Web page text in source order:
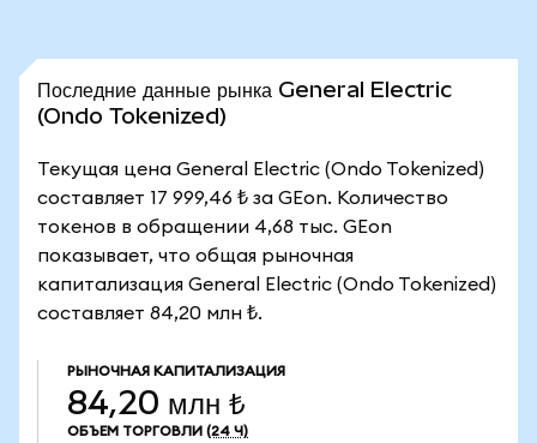
Последние данные рынка General Electric
(Ondo Tokenized)
Текущая цена General Electric (Ondo Tokenized)
составляет 17 999,46 ₺ за GEon. Количество
токенов в обращении 4,68 тыс. GEon
показывает, что общая рыночная
капитализация General Electric (Ondo Tokenized)
составляет 84,20 млн ₺.
РЫНОЧНАЯ КАПИТАЛИЗАЦИЯ
84,20 млн ₺
ОБЪЕМ ТОРГОВЛИ (24 Ч)